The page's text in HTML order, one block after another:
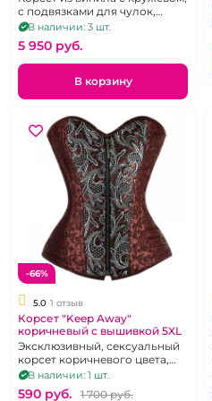
с подвязками для чулок,
трусики, размер 44
В наличии: 3 шт.
5 950 pуб.
В корзину
-66%
5.0 1 отзыв
Корсет "Keep Away"
коричневый с вышивкой 5XL
Эксклюзивный, сексуальный
корсет коричневого цвета,
размер 56-58
В наличии: 1 шт.
590 pуб. 1 700 pуб.